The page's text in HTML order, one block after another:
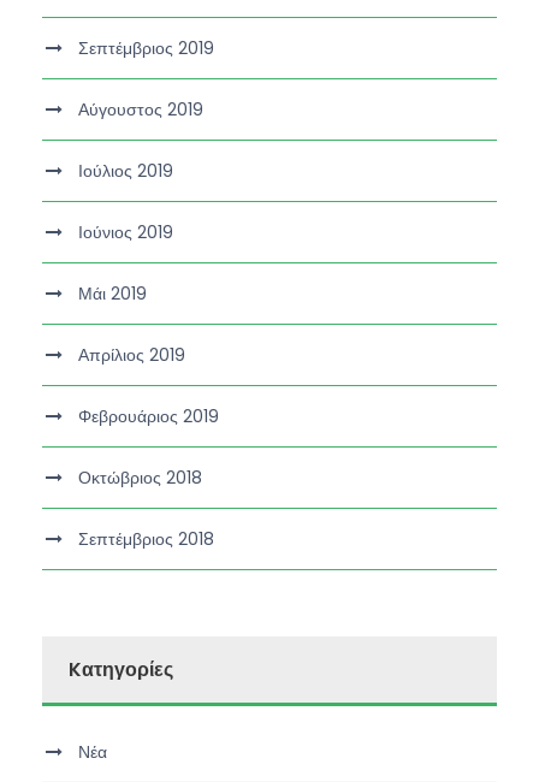
Σεπτέμβριος 2019
Αύγουστος 2019
Ιούλιος 2019
Ιούνιος 2019
Μάι 2019
Απρίλιος 2019
Φεβρουάριος 2019
Οκτώβριος 2018
Σεπτέμβριος 2018
Kατηγορίες
Νέα